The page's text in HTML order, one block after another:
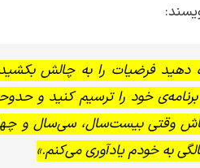
دهید فرضیات را به چالش
خود را ترسیم کنید و
وقتی بیست‌سال، سی‌سال و
به خودم یادآوری می‌کنم.»